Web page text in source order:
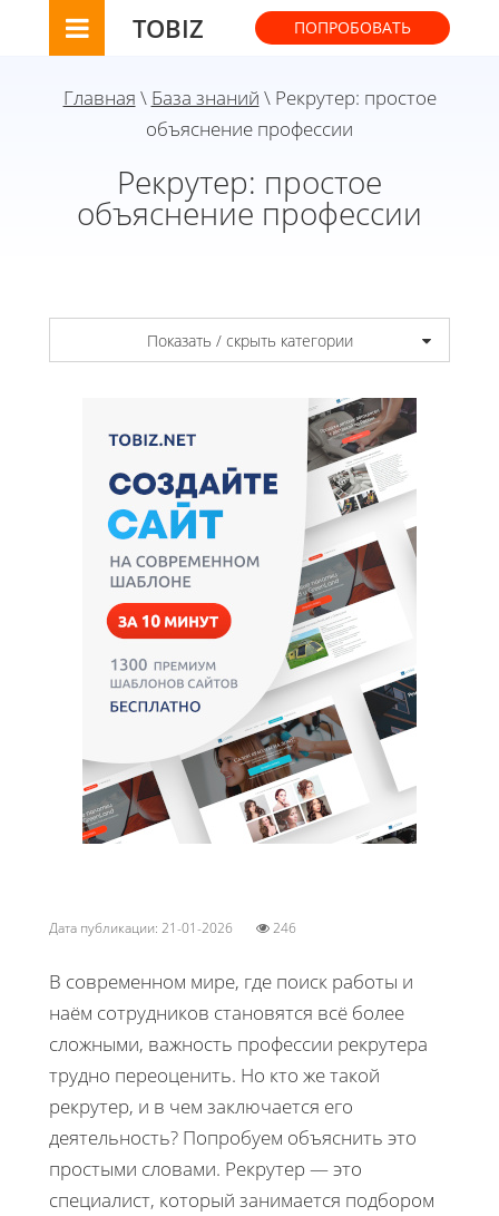
TOBIZ ПОПРОБОВАТЬ
Главная \ База знаний \ Рекрутер: простое
объяснение профессии
Рекрутер: простое
объяснение профессии
Показать / скрыть категории
Дата публикации: 21-01-2026 246
В современном мире, где поиск работы и
наём сотрудников становятся всё более
сложными, важность профессии рекрутера
трудно переоценить. Но кто же такой
рекрутер, и в чем заключается его
деятельность? Попробуем объяснить это
простыми словами. Рекрутер — это
специалист, который занимается подбором